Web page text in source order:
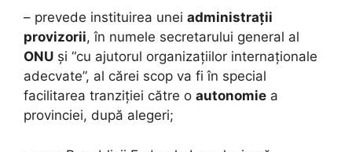
– prevede instituirea unei administrații
provizorii, în numele secretarului general al
ONU și “cu ajutorul organizațiilor internaționale
adecvate”, al cărei scop va fi în special
facilitarea tranziției către o autonomie a
provinciei, după alegeri;